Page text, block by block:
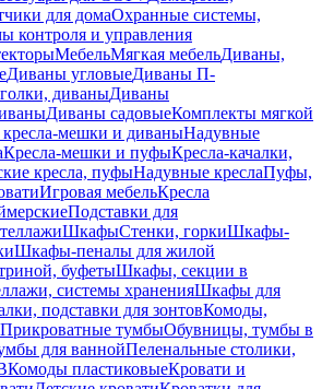
для домаОхранные системы,
контроля и управления
МебельМягкая мебельДиваны,
Диваны угловыеДиваны П-
диваныДиваны
Диваны садовыеКомплекты мягкой
кресла-мешки и диваныНадувные
Кресла-мешки и пуфыКресла-качалки,
кресла, пуфыНадувные креслаПуфы,
Игровая мебельКресла
Подставки для
ШкафыСтенки, горкиШкафы-
Шкафы-пеналы для жилой
буфетыШкафы, секции в
системы храненияШкафы для
подставки для зонтовКомоды,
Прикроватные тумбыОбувницы, тумбы в
для ваннойПеленальные столики,
Комоды пластиковыеКровати и